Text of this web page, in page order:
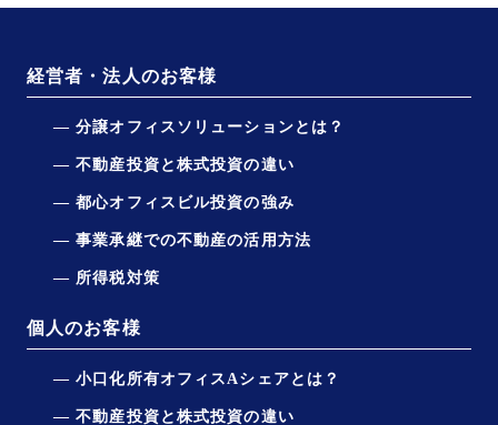
経営者・法人のお客様
分譲オフィスソリューションとは？
不動産投資と株式投資の違い
都心オフィスビル投資の強み
事業承継での不動産の活用方法
所得税対策
個人のお客様
小口化所有オフィスAシェアとは？
不動産投資と株式投資の違い